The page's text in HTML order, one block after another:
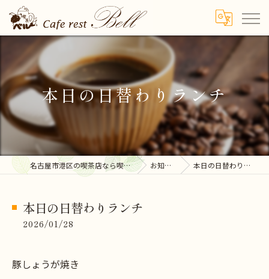
本日の日替わりランチ
名古屋市港区の喫茶店なら喫茶ベル お知らせ 本日の日替わりランチ
本日の日替わりランチ
2026/01/28
豚しょうが焼き